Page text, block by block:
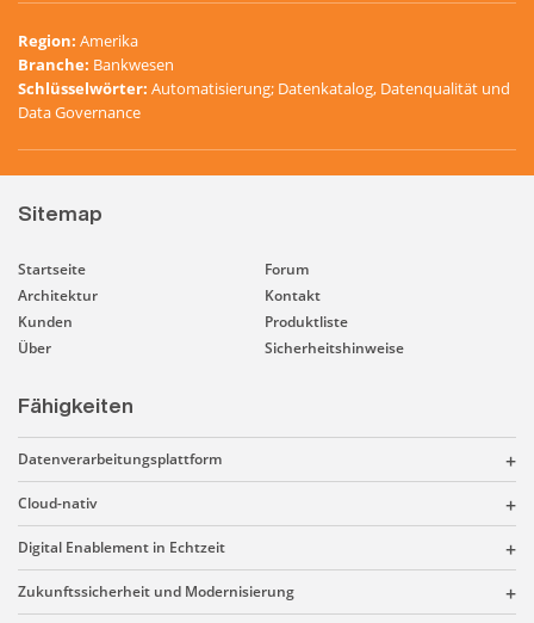
Region: Amerika
Branche: Bankwesen
Schlüsselwörter: Automatisierung; Datenkatalog, Datenqualität und
Data Governance
Sitemap
Startseite
Architektur
Kunden
Über
Forum
Kontakt
Produktliste
Sicherheitshinweise
Fähigkeiten
Datenverarbeitungsplattform
Cloud-nativ
Digital Enablement in Echtzeit
Zukunftssicherheit und Modernisierung